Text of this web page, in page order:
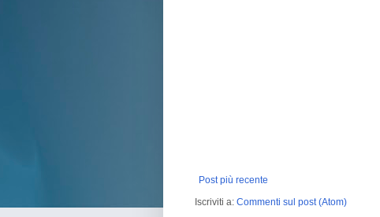
Post più recente
Iscriviti a: Commenti sul post (Atom)